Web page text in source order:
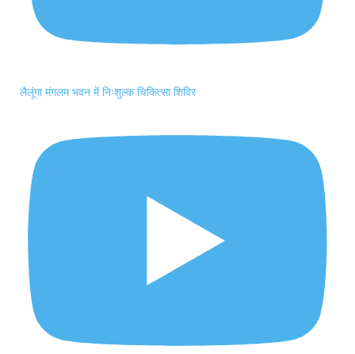
लैलूंगा मंगलम भवन में निःशुल्क चिकित्सा शिविर